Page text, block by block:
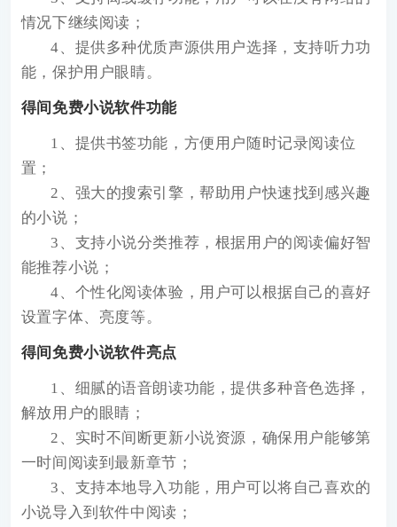
情况下继续阅读；
4、提供多种优质声源供用户选择，支持听力功
能，保护用户眼睛。
得间免费小说软件功能
1、提供书签功能，方便用户随时记录阅读位
置；
2、强大的搜索引擎，帮助用户快速找到感兴趣
的小说；
3、支持小说分类推荐，根据用户的阅读偏好智
能推荐小说；
4、个性化阅读体验，用户可以根据自己的喜好
设置字体、亮度等。
得间免费小说软件亮点
1、细腻的语音朗读功能，提供多种音色选择，
解放用户的眼睛；
2、实时不间断更新小说资源，确保用户能够第
一时间阅读到最新章节；
3、支持本地导入功能，用户可以将自己喜欢的
小说导入到软件中阅读；